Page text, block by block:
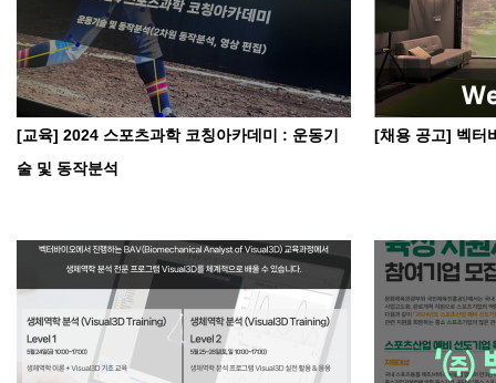
[교육] 2024 스포츠과학 코칭아카데미 : 운동기
술 및 동작분석
[채용 공고] 벡터